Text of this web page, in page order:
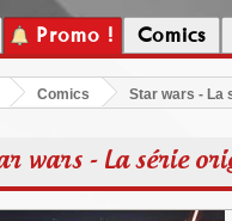
Promo ! Comics
Comics Star wars - La
wars - La série